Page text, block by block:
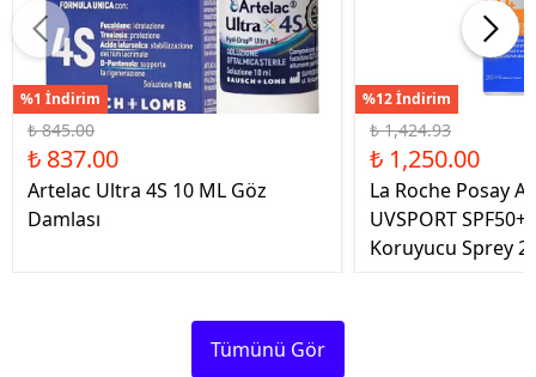
%1 İndirim
₺ 845.00
₺ 837.00
Artelac Ultra 4S 10 ML Göz
Damlası
%12 İndirim
₺ 1,424.93
₺ 1,250.00
La Roche Posay
UVSPORT
Koruyucu Sprey
Tümünü Gör